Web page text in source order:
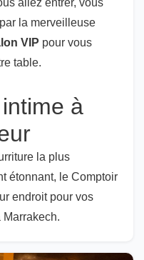
allez entrer, vous
la merveilleuse
VIP pour vous
table.
à
la plus
étonnant, le Comptoir
endroit pour vos